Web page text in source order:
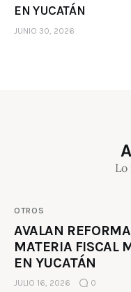
EN YUCATÁN
JUNIO 30, 2026
Lo
OTROS
AVALAN
MATERIA FISCAL
EN YUCATÁN
JULIO 16, 2026 0